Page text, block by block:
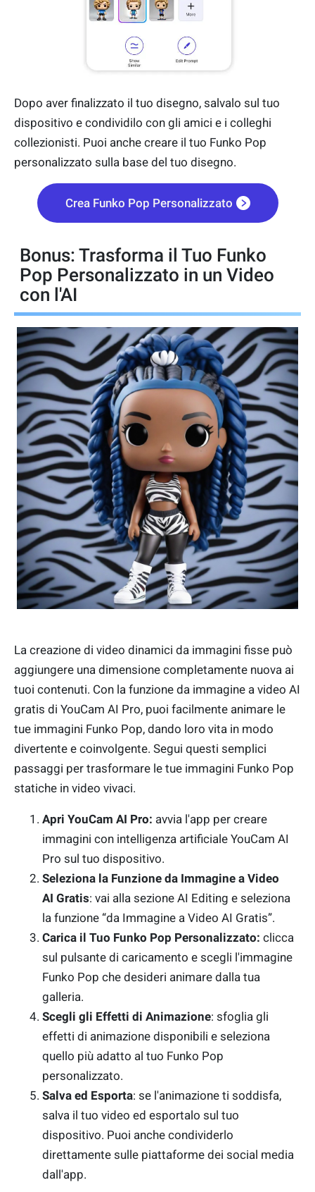
Dopo aver finalizzato il tuo disegno, salvalo sul tuo
dispositivo e condividilo con gli amici e i colleghi
collezionisti. Puoi anche creare il tuo Funko Pop
personalizzato sulla base del tuo disegno.
Crea Funko Pop Personalizzato
Bonus: Trasforma il Tuo Funko
Pop Personalizzato in un Video
con l'AI
La creazione di video dinamici da immagini fisse può
aggiungere una dimensione completamente nuova ai
tuoi contenuti. Con la funzione da immagine a video AI
gratis di YouCam AI Pro, puoi facilmente animare le
tue immagini Funko Pop, dando loro vita in modo
divertente e coinvolgente. Segui questi semplici
passaggi per trasformare le tue immagini Funko Pop
statiche in video vivaci.
Apri YouCam AI Pro: avvia l'app per creare
immagini con intelligenza artificiale YouCam AI
Pro sul tuo dispositivo.
Seleziona la Funzione da Immagine a Video
AI Gratis: vai alla sezione AI Editing e seleziona
la funzione “da Immagine a Video AI Gratis”.
Carica il Tuo Funko Pop Personalizzato: clicca
sul pulsante di caricamento e scegli l'immagine
Funko Pop che desideri animare dalla tua
galleria.
Scegli gli Effetti di Animazione: sfoglia gli
effetti di animazione disponibili e seleziona
quello più adatto al tuo Funko Pop
personalizzato.
Salva ed Esporta: se l'animazione ti soddisfa,
salva il tuo video ed esportalo sul tuo
dispositivo. Puoi anche condividerlo
direttamente sulle piattaforme dei social media
dall'app.